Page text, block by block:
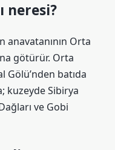
neresi?
Orta
götürür. Orta
Gölü’nden batıda
kuzeyde Sibirya
ve Gobi